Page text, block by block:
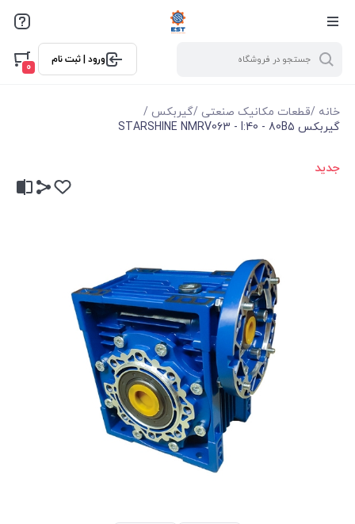
ورود | ثبت نام
0
خانه /قطعات مکانیک صنعتی /گیربکس /
گیربکس STARSHINE NMRV063 - I:40 - 80B5
جدید